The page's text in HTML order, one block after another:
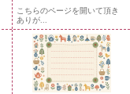
こちらのページを開いて頂き
ありが...